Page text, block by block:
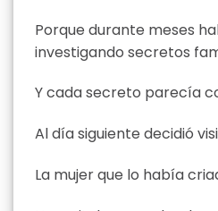
Porque durante meses
investigando secretos
Y cada secreto parecía
Al día siguiente decidió
La mujer que lo había